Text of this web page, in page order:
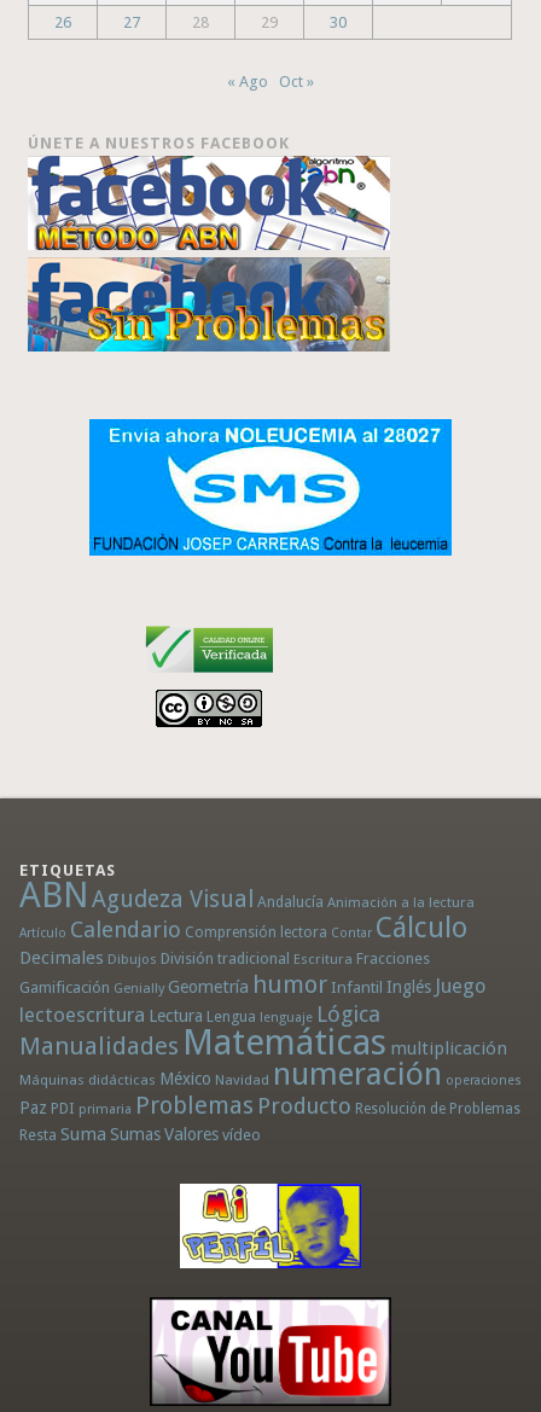
26
27 28 29 30
« Ago Oct »
ÚNETE A NUESTROS FACEBOOK
ETIQUETAS
ABN Agudeza Visual Andalucía Animación a la lectura
Artículo Calendario Comprensión lectora Contar Cálculo
Decimales Dibujos División tradicional Escritura Fracciones
Gamificación Genially Geometría humor Infantil Inglés Juego
lectoescritura Lectura Lengua lenguaje Lógica
Manualidades Matemáticas multiplicación
Máquinas didácticas México Navidad numeración operaciones
Paz PDI primaria Problemas Producto Resolución de Problemas
Resta Suma Sumas Valores vídeo